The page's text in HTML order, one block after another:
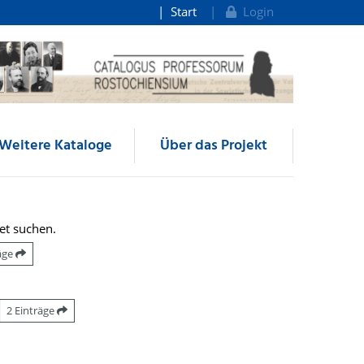
Start Login
Kataloge Über das Projekt
suchen.
2 Einträge